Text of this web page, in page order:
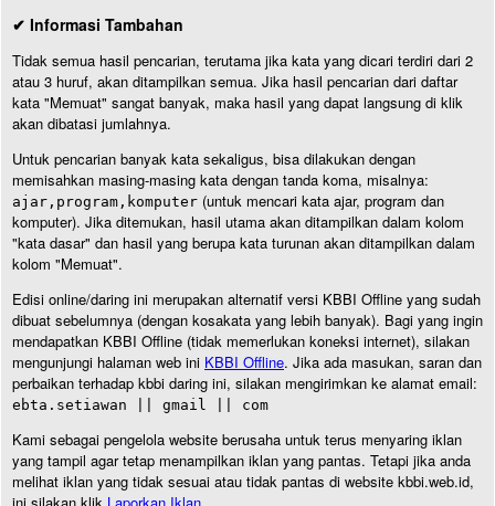
✔ Informasi Tambahan
Tidak semua hasil pencarian, terutama jika kata yang dicari terdiri dari 2
atau 3 huruf, akan ditampilkan semua. Jika hasil pencarian dari daftar
kata "Memuat" sangat banyak, maka hasil yang dapat langsung di klik
akan dibatasi jumlahnya.
Untuk pencarian banyak kata sekaligus, bisa dilakukan dengan
memisahkan masing-masing kata dengan tanda koma, misalnya:
ajar,program,komputer (untuk mencari kata ajar, program dan
komputer). Jika ditemukan, hasil utama akan ditampilkan dalam kolom
"kata dasar" dan hasil yang berupa kata turunan akan ditampilkan dalam
kolom "Memuat".
Edisi online/daring ini merupakan alternatif versi KBBI Offline yang sudah
dibuat sebelumnya (dengan kosakata yang lebih banyak). Bagi yang ingin
mendapatkan KBBI Offline (tidak memerlukan koneksi internet), silakan
mengunjungi halaman web ini KBBI Offline. Jika ada masukan, saran dan
perbaikan terhadap kbbi daring ini, silakan mengirimkan ke alamat email:
ebta.setiawan || gmail || com
Kami sebagai pengelola website berusaha untuk terus menyaring iklan
yang tampil agar tetap menampilkan iklan yang pantas. Tetapi jika anda
melihat iklan yang tidak sesuai atau tidak pantas di website kbbi.web.id,